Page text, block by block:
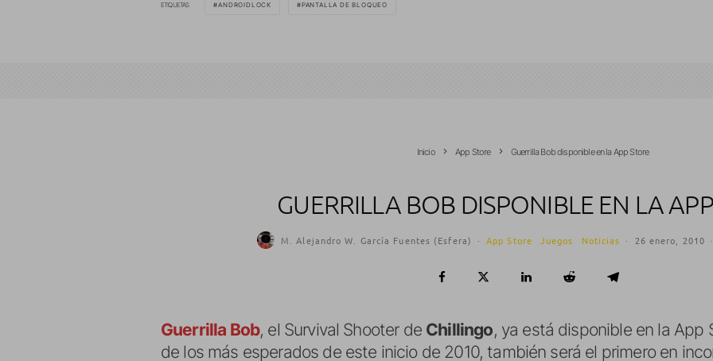
ETIQUETAS ANDROIDLOCK PANTALLA DE BLOQUEO
Inicio App Store Guerrilla Bob disponible en la App Store
GUERRILLA BOB DISPONIBLE EN LA
M. Alejandro W. García Fuentes (Esfera) · App Store Juegos Noticias · 26 enero, 2010 ·
Guerrilla Bob, el Survival Shooter de Chillingo, ya está disponible en la App
de los más esperados de este inicio de 2010, también será el primero en